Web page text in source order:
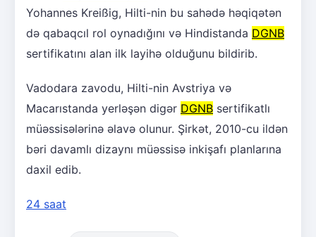
Yohannes Kreißig, Hilti-nin bu sahədə həqiqətən
də qabaqcıl rol oynadığını və Hindistanda DGNB
sertifikatını alan ilk layihə olduğunu bildirib.
Vadodara zavodu, Hilti-nin Avstriya və
Macarıstanda yerləşən digər DGNB sertifikatlı
müəssisələrinə əlavə olunur. Şirkət, 2010-cu ildən
bəri davamlı dizaynı müəssisə inkişafı planlarına
daxil edib.
24 saat